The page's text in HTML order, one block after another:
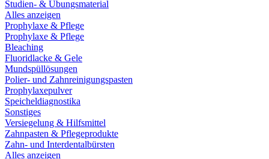
Studien- & Übungsmaterial
Alles anzeigen
Prophylaxe & Pflege
Prophylaxe & Pflege
Bleaching
Fluoridlacke & Gele
Mundspüllösungen
Polier- und Zahnreinigungspasten
Prophylaxepulver
Speicheldiagnostika
Sonstiges
Versiegelung & Hilfsmittel
Zahnpasten & Pflegeprodukte
Zahn- und Interdentalbürsten
Alles anzeigen